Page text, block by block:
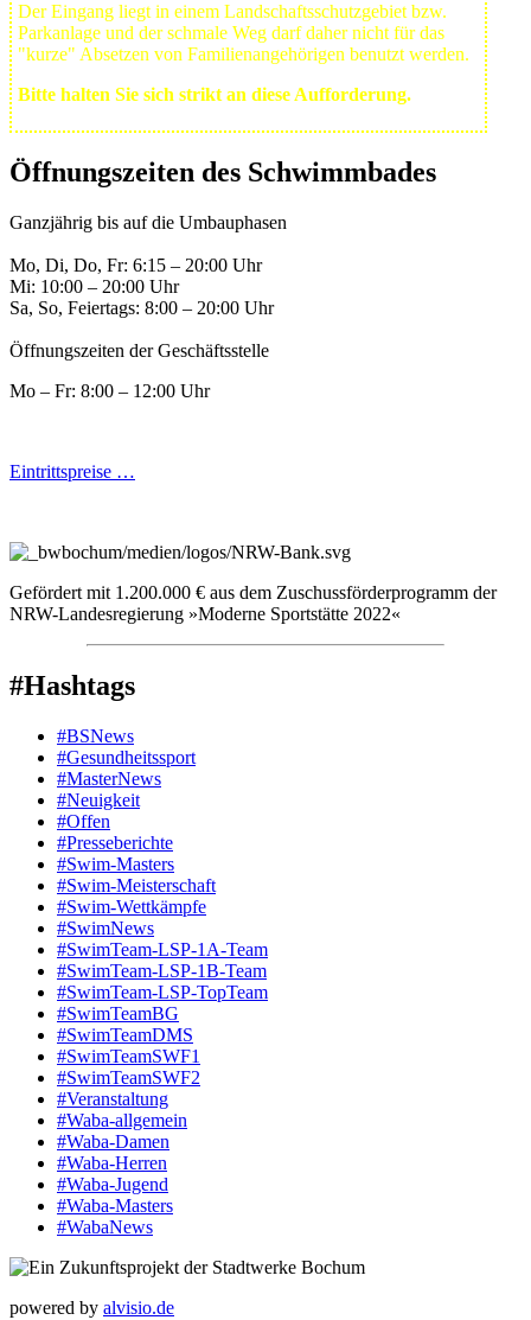
Der Eingang liegt in einem Landschafts­schutzgebiet bzw.
Park­anlage und der schmale Weg darf daher nicht für das
"kurze" Absetzen von Familienangehörigen benutzt werden.
Bitte halten Sie sich strikt an diese Aufforderung.
Öffnungszeiten des Schwimmbades
Ganzjährig bis auf die Umbauphasen
Mo, Di, Do, Fr: 6:15 – 20:00 Uhr
Mi: 10:00 – 20:00 Uhr
Sa, So, Feiertags: 8:00 – 20:00 Uhr
Öffnungszeiten der Geschäftsstelle
Mo – Fr: 8:00 – 12:00 Uhr
Eintrittspreise …
Gefördert mit 1.200.000 € aus dem Zuschussförderprogramm der
NRW-Landesregierung »Moderne Sportstätte 2022«
#Hashtags
#BSNews
#Gesundheitssport
#MasterNews
#Neuigkeit
#Offen
#Presse­berichte
#Swim-Masters
#Swim-Meister­schaft
#Swim-Wett­kämpfe
#SwimNews
#SwimTeam-LSP-1A-Team
#SwimTeam-LSP-1B-Team
#SwimTeam-LSP-TopTeam
#SwimTeamBG
#SwimTeamDMS
#SwimTeamSWF1
#SwimTeamSWF2
#Veranstaltung
#Waba-allgemein
#Waba-Damen
#Waba-Herren
#Waba-Jugend
#Waba-Masters
#WabaNews
powered by alvisio.de